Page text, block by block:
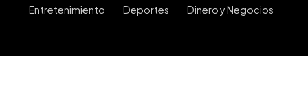
Entretenimiento Deportes Dinero y Negocios